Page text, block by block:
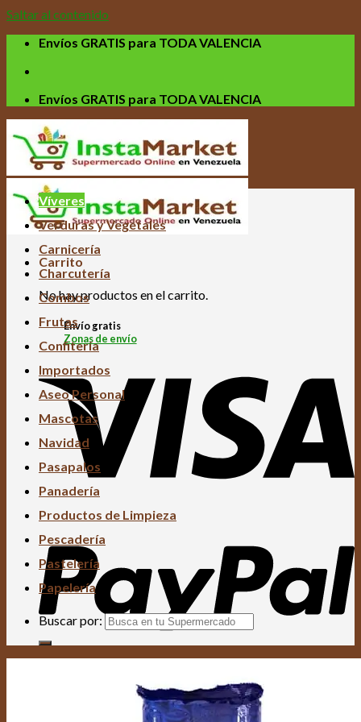
Saltar al contenido
Envíos GRATIS para TODA VALENCIA
Envíos GRATIS para TODA VALENCIA
Carrito
No hay productos en el carrito.
Envío gratis
Zonas de envío
Víveres
Verduras y Vegetales
Carnicería
Charcutería
Combos
Frutas
Confitería
Importados
Aseo Personal
Mascotas
Navidad
Pasapalos
Panadería
Productos de Limpieza
Pescadería
Pastelería
Papelería
Buscar por: